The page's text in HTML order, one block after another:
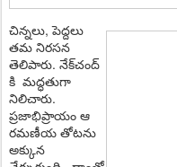
చిన్న‌లు, పెద్ద‌లు
త‌మ నిర‌స‌న
తెలిపారు. నేక్‌చంద్
కి మ‌ద్ధ‌తుగా
నిలిచారు.
ప్ర‌జాభిప్రాయం ఆ
ర‌మ‌ణీయ తోట‌ను
అక్కున